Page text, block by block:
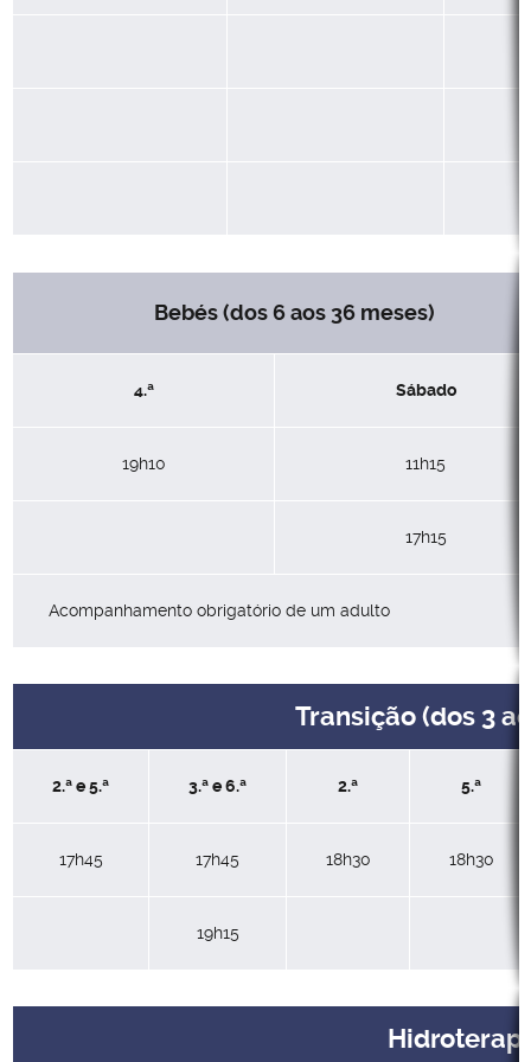
Bebés (dos 6 aos 36 meses)
4.ª Sábado
19h10 11h15
17h15
Acompanhamento obrigatório de um adulto
Transição (dos 3
2.ª e 5.ª 3.ª e 6.ª 2.ª 5.ª
17h45 17h45 18h30 18h30
19h15